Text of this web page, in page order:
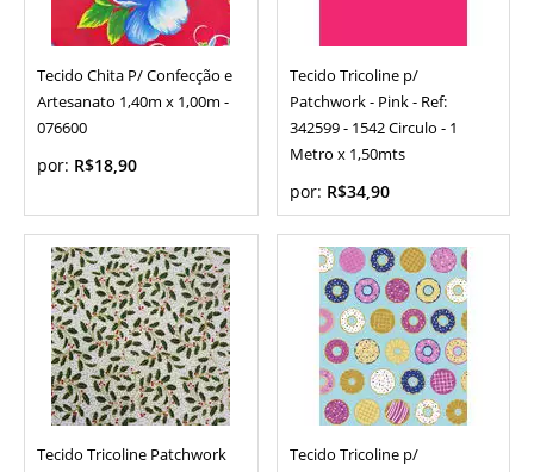
Tecido Chita P/ Confecção e
Artesanato 1,40m x 1,00m -
076600
por: R$18,90
Tecido Tricoline p/
Patchwork - Pink - Ref:
342599 - 1542 Circulo - 1
Metro x 1,50mts
por: R$34,90
Tecido Tricoline Patchwork
Tecido Tricoline p/